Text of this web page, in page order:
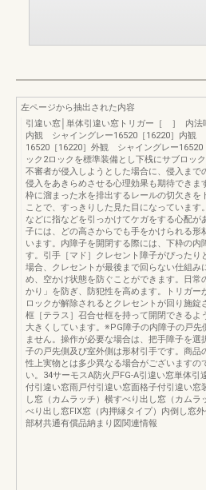
左ページから抽出された内容
引違い窓│単体引違い窓トリガー［ ］ 内法
内観 シャイングレー16520［16220］内観
16520［16220］外観 シャイングレー16520
ック2ロックを標準装備とし下桟にサブロック
不審者が侵入しようとした場合に、侵入まで
侵入をあきらめさせる心理効果も期待できま
枠に溜まった水を排出するレールの切欠きを
ことで、すっきりした見た目になっています
などに指などを引っかけてケガをする心配が
子には、どの高さからでも手をかけられる形
います。内障子を開閉する際には、下枠の内
す。引手［マド］クレセント障子がぴったり
場合、クレセントが最後まで回らない仕組み
め、空かけ状態を防ぐことができます。日常
かり」を防ぎ、防犯性を高めます。トリガー
ロックが解除されるとクレセントが回り施錠
框［テラス］召合せ框を持って開閉できるよ
大きくしています。※PG障子の内障子の戸先
ません。操作が必要な場合は、把手障子を選
子の戸先側及び室外側は形材引手です。商品
性上実物とは多少異なる場合がございますの
い。34サーモスA防火戸FG-A引違い窓単体引
付引違い窓雨戸付引違い窓面格子付引違い窓
し窓（カムラッチ）横すべり出し窓（カムラ
べり出し窓FIX窓（内押縁タイプ）内倒し窓
部材共通有償品納まり図関連情報